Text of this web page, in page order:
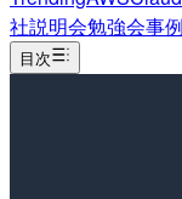
社説明会勉強会事例
目次